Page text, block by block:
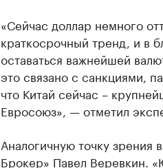
«Сейчас доллар немного
краткосрочный тренд, и в
оставаться важнейшей
это связано с санкциями,
что Китай сейчас –
Евросоюз», — отметил
Аналогичную точку зрения
Брокер» Павел Веревкин.